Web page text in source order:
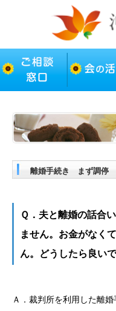
離婚手続き まず調停
Ｑ．夫と離婚の話合
ません。お金がなく
ん。どうしたら良い
Ａ．裁判所を利用した離